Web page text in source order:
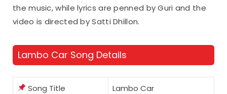
the music, while lyrics are penned by Guri and the
video is directed by Satti Dhillon.
Lambo Car Song Details
Song Title Lambo Car